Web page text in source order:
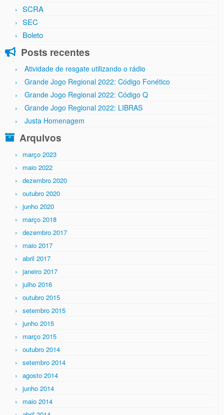
SCRA
SEC
Boleto
Posts recentes
Atividade de resgate utilizando o rádio
Grande Jogo Regional 2022: Código Fonético
Grande Jogo Regional 2022: Código Q
Grande Jogo Regional 2022: LIBRAS
Justa Homenagem
Arquivos
março 2023
maio 2022
dezembro 2020
outubro 2020
junho 2020
março 2018
dezembro 2017
maio 2017
abril 2017
janeiro 2017
julho 2016
outubro 2015
setembro 2015
junho 2015
março 2015
outubro 2014
setembro 2014
agosto 2014
junho 2014
maio 2014